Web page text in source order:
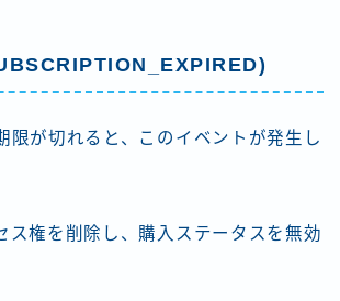
限が切れると、このイベントが発生し
ス権を削除し、購入ステータスを無効